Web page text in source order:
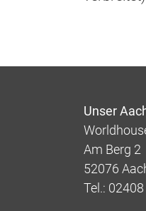
Unser
Am Berg 2
52076
Tel.: